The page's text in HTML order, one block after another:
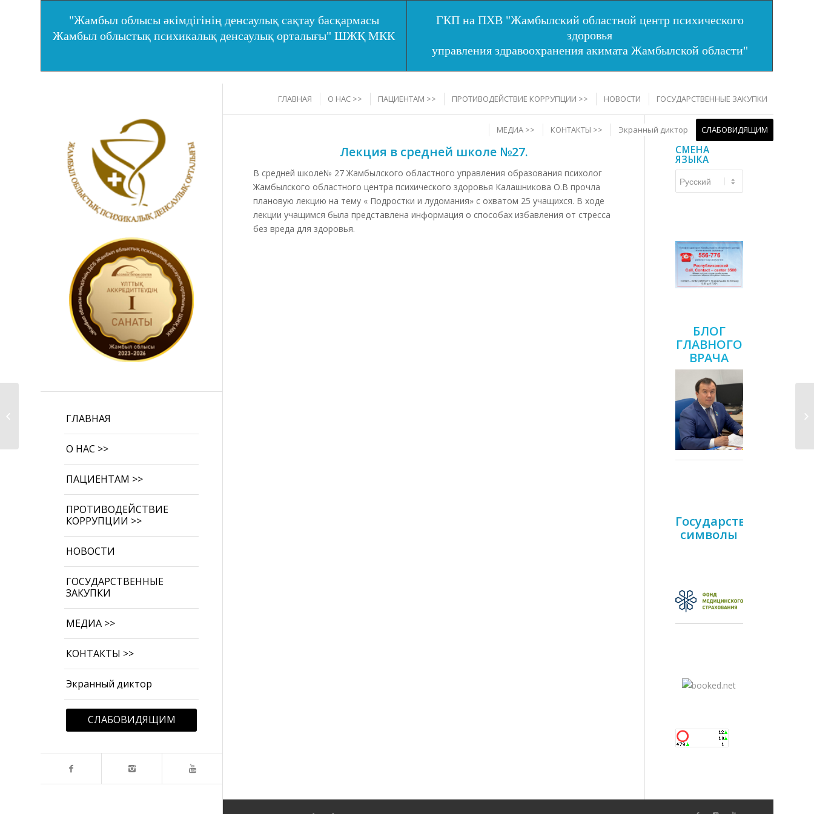
"Жамбыл облысы әкімдігінің денсаулық сақтау басқармасы
Жамбыл облыстық психикалық денсаулық орталығы" ШЖҚ МКК
ГКП на ПХВ "Жамбылский областной центр психического
здоровья
управления здравоохранения акимата Жамбылской области"
ГЛАВНАЯ
О НАС >>
ПАЦИЕНТАМ >>
ПРОТИВОДЕЙСТВИЕ
КОРРУПЦИИ >>
НОВОСТИ
ГОСУДАРСТВЕННЫЕ
ЗАКУПКИ
МЕДИА >>
КОНТАКТЫ >>
Экранный диктор
СЛАБОВИДЯЩИМ
ГЛАВНАЯ О НАС >> ПАЦИЕНТАМ >> ПРОТИВОДЕЙСТВИЕ КОРРУПЦИИ >> НОВОСТИ ГОСУДАРСТВЕННЫЕ ЗАКУПКИ
МЕДИА >> КОНТАКТЫ >> Экранный диктор СЛАБОВИДЯЩИМ
Лекция в средней школе №27.
В средней школе№ 27 Жамбылского областного управления образования психолог
Жамбылского областного центра психического здоровья Калашникова О.В прочла
плановую лекцию на тему « Подростки и лудомания» с охватом 25 учащихся. В ходе
лекции учащимся была представлена информация о способах избавления от стресса
без вреда для здоровья.
СМЕНА
ЯЗЫКА
языка
БЛОГ
ГЛАВНОГО
ВРАЧА
Государственные
символы
части №14157.